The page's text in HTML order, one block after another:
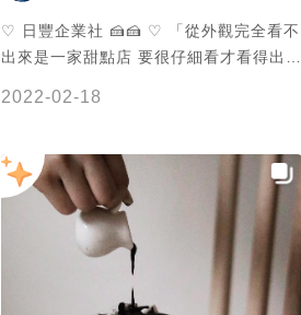
♡︎ 日豐企業社 🍰🍰 ♡︎ 「從外觀完全看不
出來是一家甜點店 要很仔細看才看得出來
🐥1分 🐣0.5分 🥚0分 價格的部分，分數
越少越便宜！
——————————————— 價格：
🐥🐥🐥🐣🥚 草莓乳酪蛋糕 ------ 150元
九鬼黑芝麻戚風 ------ 160元 小山圓抹茶
牛奶 ------ 120元 小山圓柚子抹茶 ------
2022-02-18